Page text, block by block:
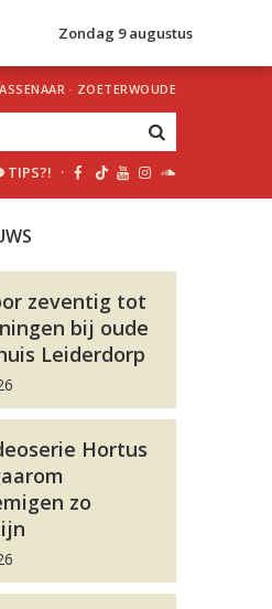
Zondag 9 augustus
· ZOETERWOUDE
TIPS?! ·
zeventig tot
bij oude
Leiderdorp
Hortus
zo